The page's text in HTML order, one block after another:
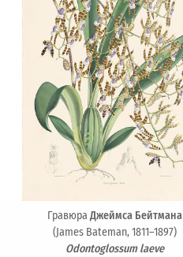
ГравюраДжеймса Бейтмана
(James Bateman, 1811–1897)
Odontoglossum laeve